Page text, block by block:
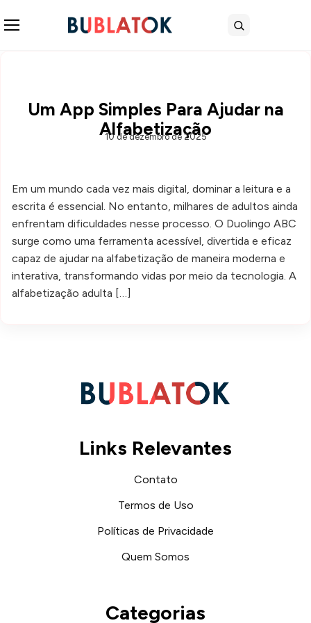
Buscar
Um App Simples Para Ajudar na
Alfabetização
10 de dezembro de 2025
Em um mundo cada vez mais digital, dominar a leitura e a
escrita é essencial. No entanto, milhares de adultos ainda
enfrentam dificuldades nesse processo. O Duolingo ABC
surge como uma ferramenta acessível, divertida e eficaz
capaz de ajudar na alfabetização de maneira moderna e
interativa, transformando vidas por meio da tecnologia. A
alfabetização adulta […]
Links Relevantes
Contato
Termos de Uso
Políticas de Privacidade
Quem Somos
Categorias